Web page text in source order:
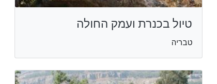
טיול בכנרת ועמק החולה
טבריה